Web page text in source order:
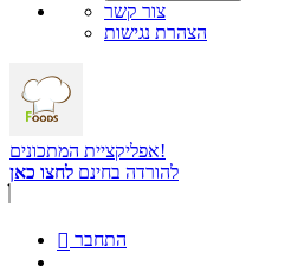
צור קשר
הצהרת נגישות
אפליקציית המתכונים!
להורדה בחינם לחצו כאן
 התחבר